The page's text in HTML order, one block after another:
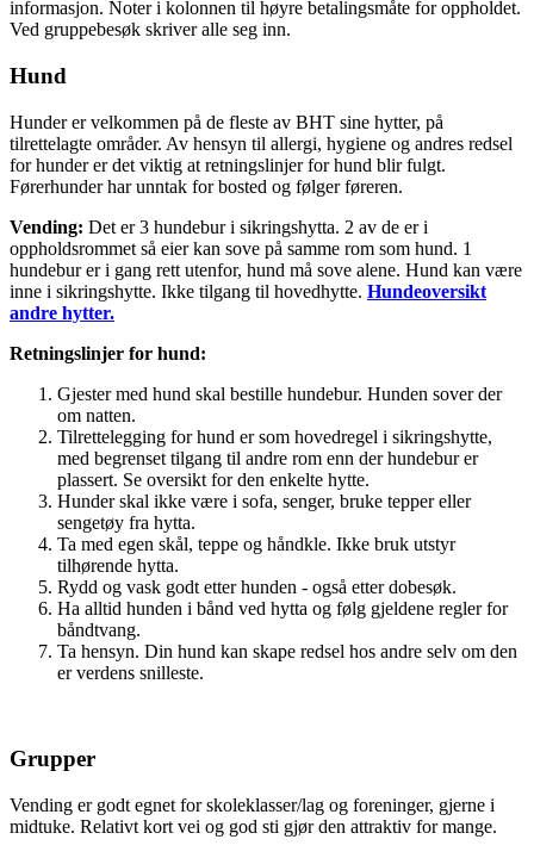
informasjon. Noter i kolonnen til høyre betalingsmåte for oppholdet.
Ved gruppebesøk skriver alle seg inn.
Hund
Hunder er velkommen på de fleste av BHT sine hytter, på
tilrettelagte områder. Av hensyn til allergi, hygiene og andres redsel
for hunder er det viktig at retningslinjer for hund blir fulgt.
Førerhunder har unntak for bosted og følger føreren.
Vending: Det er 3 hundebur i sikringshytta. 2 av de er i
oppholdsrommet så eier kan sove på samme rom som hund. 1
hundebur er i gang rett utenfor, hund må sove alene. Hund kan være
inne i sikringshytte. Ikke tilgang til hovedhytte. Hundeoversikt
andre hytter.
Retningslinjer for hund:
Gjester med hund skal bestille hundebur. Hunden sover der
om natten.
Tilrettelegging for hund er som hovedregel i sikringshytte,
med begrenset tilgang til andre rom enn der hundebur er
plassert. Se oversikt for den enkelte hytte.
Hunder skal ikke være i sofa, senger, bruke tepper eller
sengetøy fra hytta.
Ta med egen skål, teppe og håndkle. Ikke bruk utstyr
tilhørende hytta.
Rydd og vask godt etter hunden - også etter dobesøk.
Ha alltid hunden i bånd ved hytta og følg gjeldene regler for
båndtvang.
Ta hensyn. Din hund kan skape redsel hos andre selv om den
er verdens snilleste.
Grupper
Vending er godt egnet for skoleklasser/lag og foreninger, gjerne i
midtuke. Relativt kort vei og god sti gjør den attraktiv for mange.